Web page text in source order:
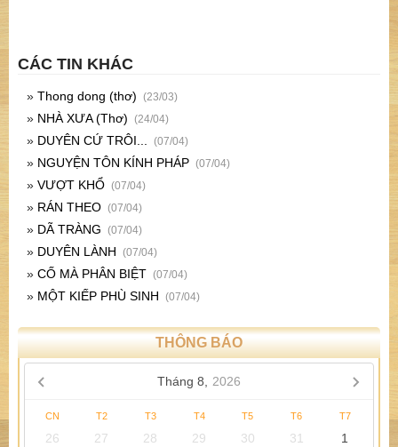
CÁC TIN KHÁC
» Thong dong (thơ) (23/03)
» NHÀ XƯA (Thơ) (24/04)
» DUYÊN CỨ TRÔI... (07/04)
» NGUYỆN TÔN KÍNH PHÁP (07/04)
» VƯỢT KHỔ (07/04)
» RÁN THEO (07/04)
» DÃ TRÀNG (07/04)
» DUYÊN LÀNH (07/04)
» CỐ MÀ PHÂN BIỆT (07/04)
» MỘT KIẾP PHÙ SINH (07/04)
THÔNG BÁO
Tháng 8, 2026
CN T2 T3 T4 T5 T6 T7
26 27 28 29 30 31
1